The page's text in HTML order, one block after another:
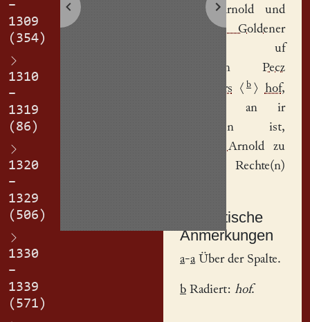
–
1309
(354)
1310
–
1319
(86)
1320
–
1329
(506)
1330
–
1339
(571)
Ticze Arnold und
Nikil Goldener
hab(e)n uf
gegeb(e)n Pecz
Goldamirs
⟨ b ⟩ hof,
der se an ir
sto(r)b(e)n ist,
Henczil Arnold zu
eyme Rechte(n)
Textkritische
Anmerkungen
a-aÜber der Spalte.
bRadiert: hof.